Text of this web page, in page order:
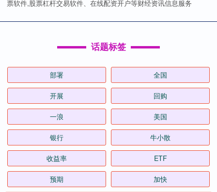
票软件,股票杠杆交易软件、在线配资开户等财经资讯信息服务
话题标签
部署 全国
开展 回购
一浪 美国
银行 牛小散
收益率 ETF
预期 加快